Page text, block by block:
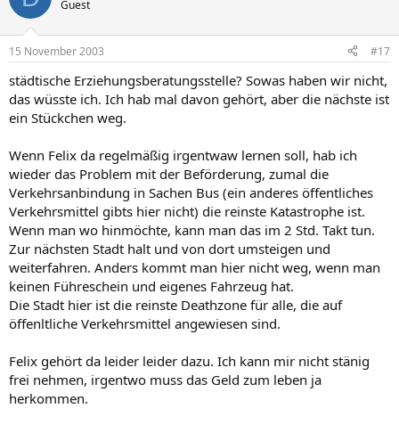
Guest
15 November 2003 #17
städtische Erziehungsberatungsstelle? Sowas haben wir nicht,
das wüsste ich. Ich hab mal davon gehört, aber die nächste ist
ein Stückchen weg.
Wenn Felix da regelmäßig irgentwaw lernen soll, hab ich
wieder das Problem mit der Beförderung, zumal die
Verkehrsanbindung in Sachen Bus (ein anderes öffentliches
Verkehrsmittel gibts hier nicht) die reinste Katastrophe ist.
Wenn man wo hinmöchte, kann man das im 2 Std. Takt tun.
Zur nächsten Stadt halt und von dort umsteigen und
weiterfahren. Anders kommt man hier nicht weg, wenn man
keinen Führeschein und eigenes Fahrzeug hat.
Die Stadt hier ist die reinste Deathzone für alle, die auf
öffenltliche Verkehrsmittel angewiesen sind.
Felix gehört da leider leider dazu. Ich kann mir nicht stänig
frei nehmen, irgentwo muss das Geld zum leben ja
herkommen.